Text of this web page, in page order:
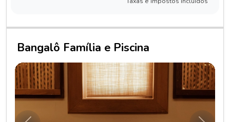
Bangalô Família e Piscina